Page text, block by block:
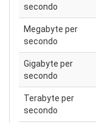
secondo
Megabyte per
secondo
Gigabyte per
secondo
Terabyte per
secondo